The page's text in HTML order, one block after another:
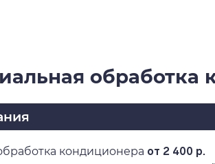
обработка
кондиционера от 2 400 р.